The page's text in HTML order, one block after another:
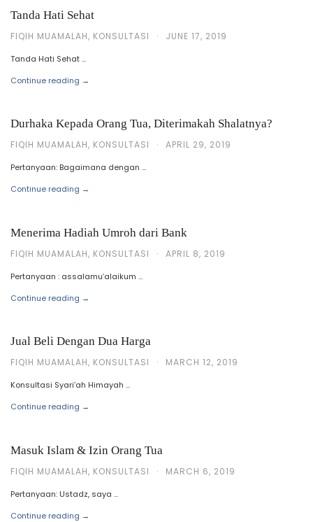
Tanda Hati Sehat
FIQIH MUAMALAH, KONSULTASI · JUNE 17, 2019
Tanda Hati Sehat …
Continue reading →
Durhaka Kepada Orang Tua, Diterimakah Shalatnya?
FIQIH MUAMALAH, KONSULTASI · APRIL 29, 2019
Pertanyaan: Bagaimana dengan …
Continue reading →
Menerima Hadiah Umroh dari Bank
FIQIH MUAMALAH, KONSULTASI · APRIL 8, 2019
Pertanyaan : assalamu’alaikum …
Continue reading →
Jual Beli Dengan Dua Harga
FIQIH MUAMALAH, KONSULTASI · MARCH 12, 2019
Konsultasi Syari’ah Himayah …
Continue reading →
Masuk Islam & Izin Orang Tua
FIQIH MUAMALAH, KONSULTASI · MARCH 6, 2019
Pertanyaan: Ustadz, saya …
Continue reading →